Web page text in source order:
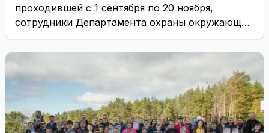
проходившей с 1 сентября по 20 ноября,
сотрудники Департамента охраны окружающей
среды ...